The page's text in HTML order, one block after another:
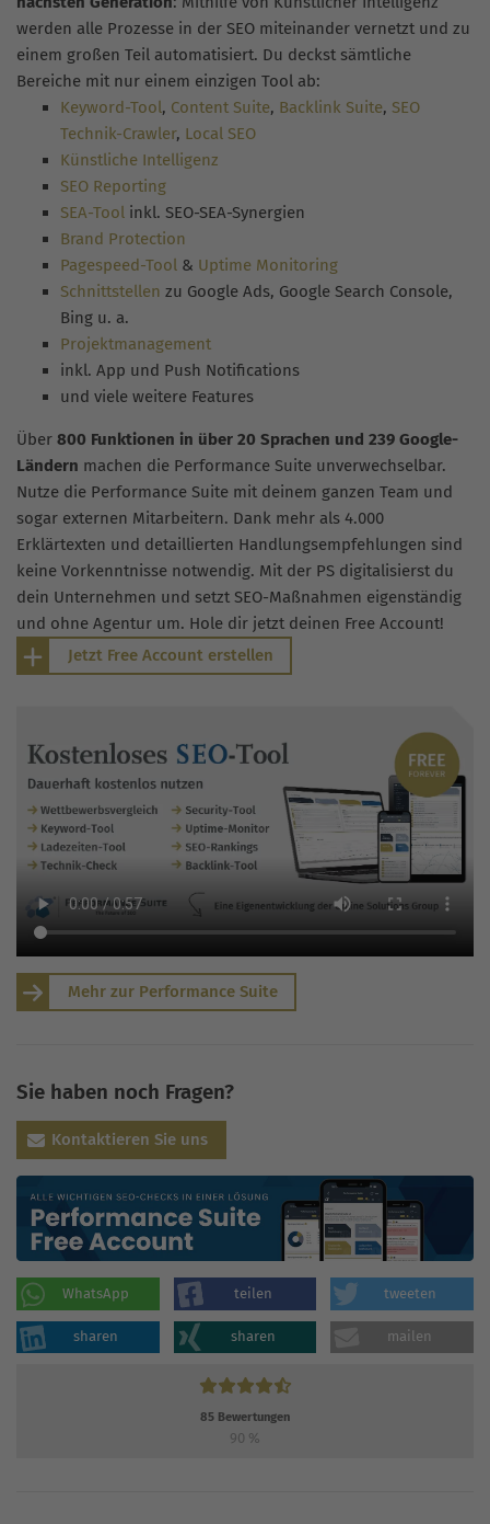
werden alle Prozesse in der SEO miteinander vernetzt und zu
einem großen Teil automatisiert. Du deckst sämtliche
Bereiche mit nur einem einzigen Tool ab:
Keyword-Tool, Content Suite, Backlink Suite, SEO
Technik-Crawler, Local SEO
Künstliche Intelligenz
SEO Reporting
SEA-Tool inkl. SEO-SEA-Synergien
Brand Protection
Pagespeed-Tool & Uptime Monitoring
Schnittstellen zu Google Ads, Google Search Console,
Bing u. a.
Projektmanagement
inkl. App und Push Notifications
und viele weitere Features
Über 800 Funktionen in über 20 Sprachen und 239 Google-
Ländern machen die Performance Suite unverwechselbar.
Nutze die Performance Suite mit deinem ganzen Team und
sogar externen Mitarbeitern. Dank mehr als 4.000
Erklärtexten und detaillierten Handlungsempfehlungen sind
keine Vorkenntnisse notwendig. Mit der PS digitalisierst du
dein Unternehmen und setzt SEO-Maßnahmen eigenständig
und ohne Agentur um. Hole dir jetzt deinen Free Account!
Jetzt Free Account erstellen
Mehr zur Performance Suite
Sie haben noch Fragen?
Kontaktieren Sie uns
WhatsApp teilen tweeten
sharen sharen mailen
85 Bewertungen
90 %